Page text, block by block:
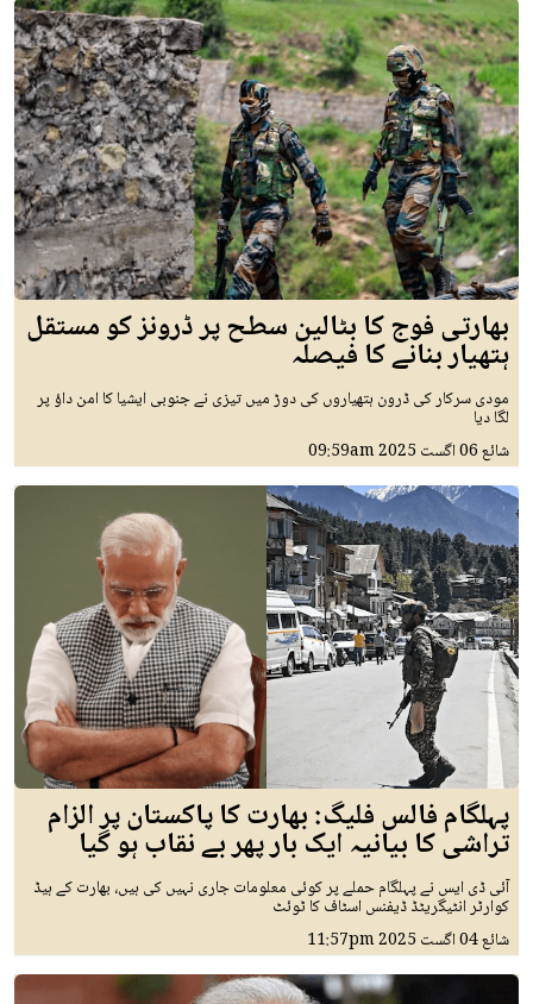
بھارتی فوج کا بٹالین سطح پر ڈرونز کو مستقل
ہتھیار بنانے کا فیصلہ
مودی سرکار کی ڈرون ہتھیاروں کی دوڑ میں تیزی نے جنوبی ایشیا کا امن داؤ پر
لگا دیا
شائع06 اگست 2025 09:59am
پہلگام فالس فلیگ: بھارت کا پاکستان پر الزام
تراشی کا بیانیہ ایک بار پھر بے نقاب ہو گیا
آئی ڈی ایس نے پہلگام حملے پر کوئی معلومات جاری نہیں کی ہیں، بھارت کے ہیڈ
کوارٹر انٹیگریٹڈ ڈیفنس اسٹاف کا ٹوئٹ
شائع04 اگست 2025 11:57pm